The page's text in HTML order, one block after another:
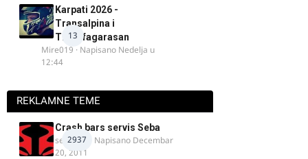
13
Karpati 2026 -
Transalpina i
Transfagarasan
Mire019 · Napisano Nedelja u
12:44
REKLAMNE TEME
2937
Crash bars servis Seba
seba011 · Napisano Decembar
20, 2011